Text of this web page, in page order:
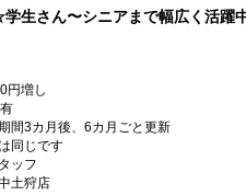
職業紹介
生さん〜シニアまで幅広く活躍
円増し
間3カ月後、6カ月ごと更新
同じです
ッフ
土狩店